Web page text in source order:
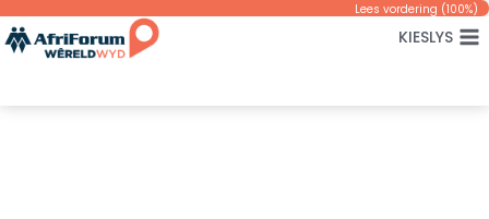
Skip
to
Lees vordering (100%)
KIESLYS